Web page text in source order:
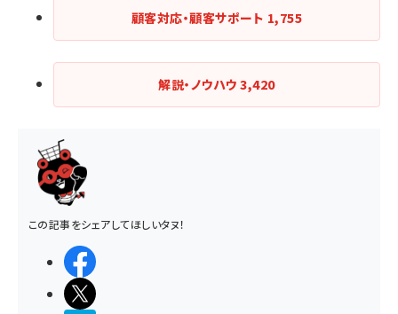
顧客対応・顧客サポート 1,755
解説・ノウハウ3,420
この記事をシェアしてほしいタヌ！